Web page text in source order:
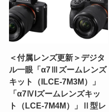
＜付属レンズ更新＞デジタ
ル一眼「α7Ⅲズームレンズ
キット（ILCE-7M3M）」
「α7ⅣIズームレンズキッ
ト（LCE-7M4M）」Ⅱ型レ